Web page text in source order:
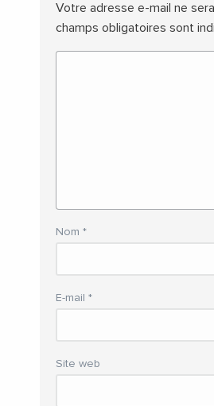
Votre adresse e-mail ne
champs obligatoires sont
Nom *
E-mail *
Site web